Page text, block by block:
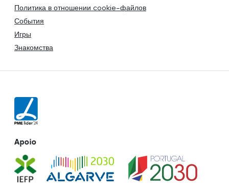
Политика в отношении cookie-файлов
События
Игры
Знакомства
Apoio